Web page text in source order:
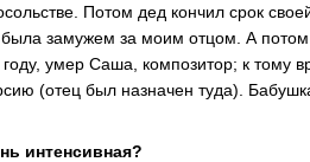
Потом дед кончил срок
замужем за моим отцом. А потом
умер Саша, композитор; к
(отец был назначен туда).
интенсивная?